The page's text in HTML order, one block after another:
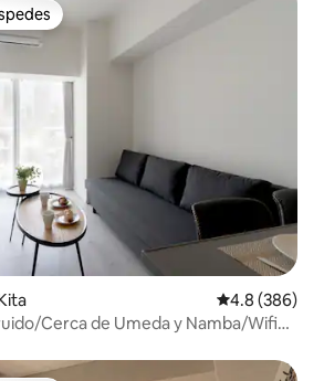
Calificación
4.8 (386)
Cerca de Umeda y Namba/Wifi